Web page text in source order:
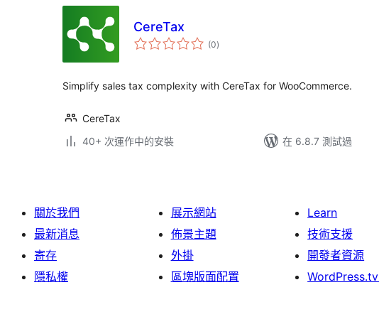
CereTax
(0總
評)
Simplify sales tax complexity with CereTax for WooCommerce.
CereTax
40+ 次運作中的安裝
在 6.8.7 測試過
關於我們
最新消息
寄存
隱私權
展示網站
佈景主題
外掛
區塊版面配置
Learn
技術支援
開發者資源
WordPress.tv